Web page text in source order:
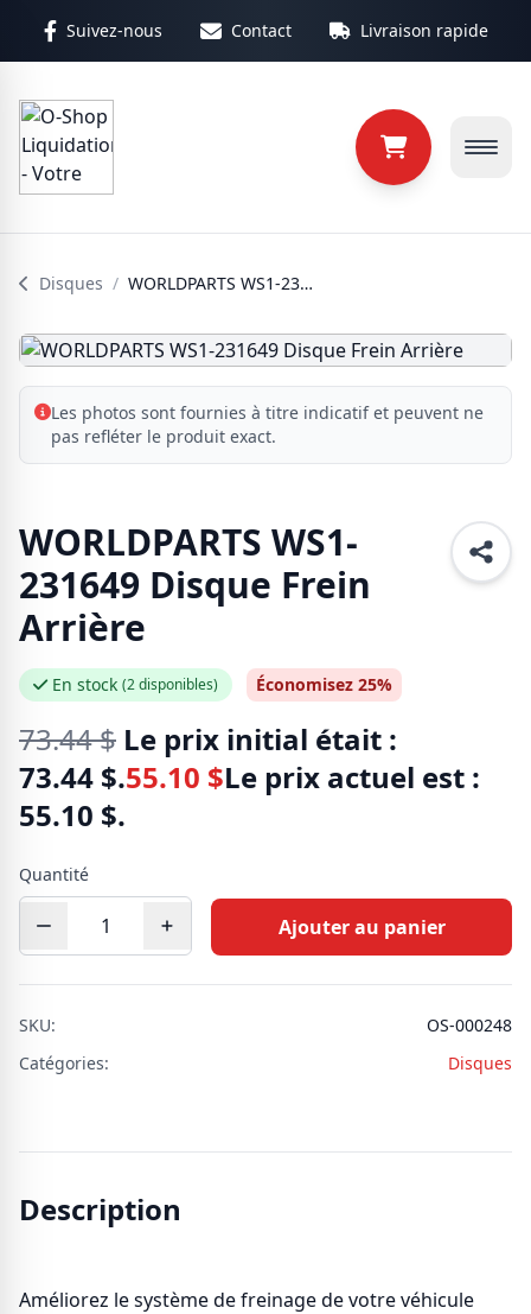
Suivez-nous Contact Livraison rapide
Disques / WORLDPARTS WS1-231649 Disque Frein Arrière
Les photos sont fournies à titre indicatif et peuvent ne
pas refléter le produit exact.
WORLDPARTS WS1-
231649 Disque Frein
Arrière
En stock (2 disponibles) Économisez 25%
73.44$ Le prix initial était :
73.44 $.55.10 $Le prix actuel est :
55.10 $.
Quantité
Ajouter au panier
SKU:
OS-000248
Catégories:
Disques
Description
Améliorez le système de freinage de votre véhicule